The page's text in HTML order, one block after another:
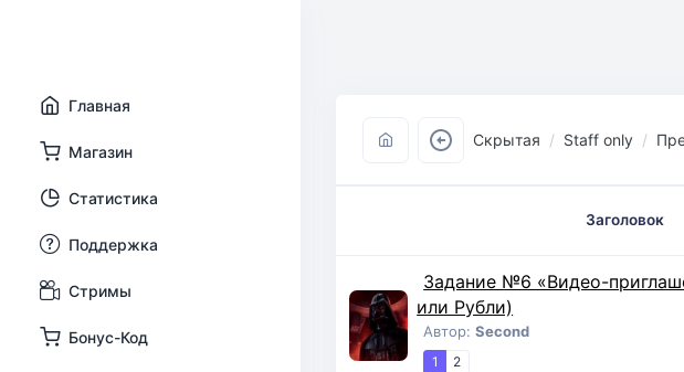
Главная
Магазин
Статистика
Поддержка
Стримы
Бонус-Код
Скрытая Staff only
Заголовок
Задание №6 «Видео-
или Рубли)
Автор:Second
1 2